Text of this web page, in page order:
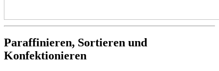
Paraffinieren, Sortieren und
Konfektionieren